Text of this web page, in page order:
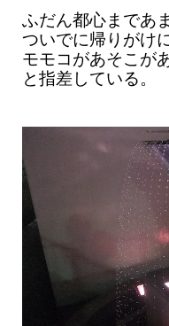
ふだん都心まであ
ついでに帰りがけ
モモコがあそこが
と指差している。